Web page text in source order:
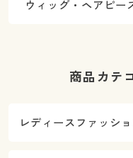
ウィッグ・ヘアピー
商品カテ
レディースファッシ